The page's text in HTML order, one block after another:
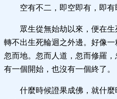
空有不二，即空即有，即有
眾生從無始劫以來，便在
轉不出生死輪迴之外邊。好像一
忽而地。忽而人道，忽而修羅
有一個開始，也沒有一個終了。
什麼時候證果成佛，就什